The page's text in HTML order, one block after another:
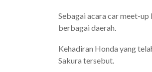
Sebagai acara car meet-
berbagai daerah.
Kehadiran Honda yang
Sakura tersebut.